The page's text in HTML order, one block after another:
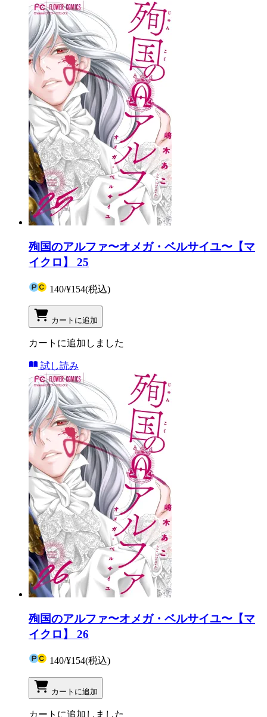
殉国のアルファ〜オメガ・ベルサイユ〜【マ
イクロ】 25
140/¥154(税込)
カートに追加
カートに追加しました
試し読み
殉国のアルファ〜オメガ・ベルサイユ〜【マ
イクロ】 26
140/¥154(税込)
カートに追加
カートに追加しました